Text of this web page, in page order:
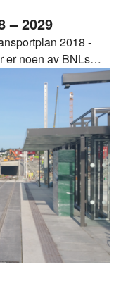
– 2029
2018 -
er noen av BNLs